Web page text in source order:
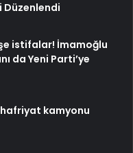
Düzenlendi
istifalar! İmamoğlu
da Yeni Parti’ye
kamyonu